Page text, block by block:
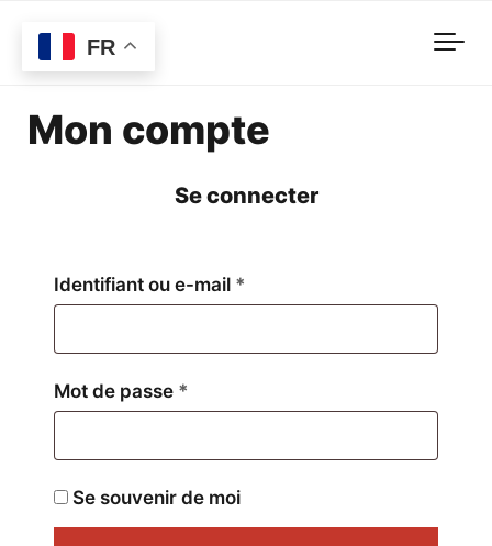
Mon compte
Se connecter
Identifiant ou e-mail *
Mot de passe *
Se souvenir de moi
FR